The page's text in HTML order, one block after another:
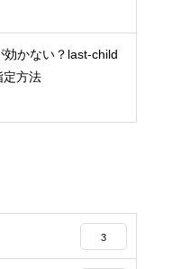
効かない？last-child
定方法
3